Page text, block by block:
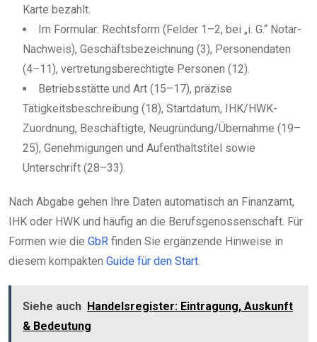
Karte bezahlt.
Im Formular: Rechtsform (Felder 1–2, bei „i. G.“ Notar-
Nachweis), Geschäftsbezeichnung (3), Personendaten
(4–11), vertretungsberechtigte Personen (12).
Betriebsstätte und Art (15–17), präzise
Tätigkeitsbeschreibung (18), Startdatum, IHK/HWK-
Zuordnung, Beschäftigte, Neugründung/Übernahme (19–
25), Genehmigungen und Aufenthaltstitel sowie
Unterschrift (28–33).
Nach Abgabe gehen Ihre Daten automatisch an Finanzamt,
IHK oder HWK und häufig an die Berufsgenossenschaft. Für
Formen wie die GbR finden Sie ergänzende Hinweise in
diesem kompakten Guide für den Start.
Siehe auch Handelsregister: Eintragung, Auskunft
& Bedeutung